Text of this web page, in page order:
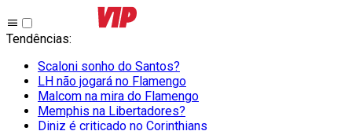
Tendências:
Scaloni sonho do Santos?
LH não jogará no Flamengo
Malcom na mira do Flamengo
Memphis na Libertadores?
Diniz é criticado no Corinthians